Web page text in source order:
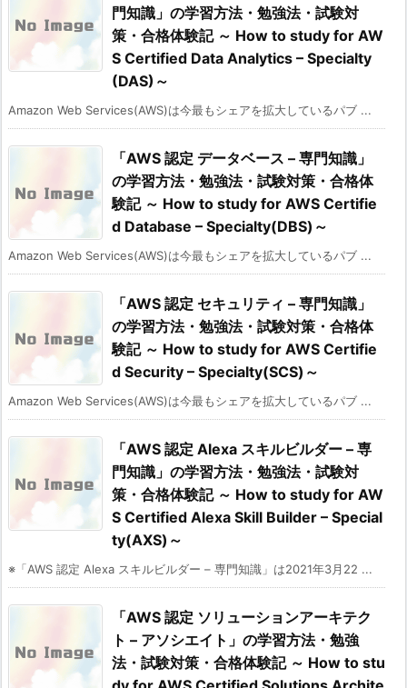
門知識」の学習方法・勉強法・試験対
策・合格体験記 ～ How to study for AW
S Certified Data Analytics – Specialty
(DAS)～
Amazon Web Services(AWS)は今最もシェアを拡大しているパブ ...
「AWS 認定 データベース – 専門知識」
の学習方法・勉強法・試験対策・合格体
験記 ～ How to study for AWS Certifie
d Database – Specialty(DBS)～
Amazon Web Services(AWS)は今最もシェアを拡大しているパブ ...
「AWS 認定 セキュリティ – 専門知識」
の学習方法・勉強法・試験対策・合格体
験記 ～ How to study for AWS Certifie
d Security – Specialty(SCS)～
Amazon Web Services(AWS)は今最もシェアを拡大しているパブ ...
「AWS 認定 Alexa スキルビルダー – 専
門知識」の学習方法・勉強法・試験対
策・合格体験記 ～ How to study for AW
S Certified Alexa Skill Builder – Special
ty(AXS)～
※「AWS 認定 Alexa スキルビルダー – 専門知識」は2021年3月22 ...
「AWS 認定 ソリューションアーキテク
ト – アソシエイト」の学習方法・勉強
法・試験対策・合格体験記 ～ How to stu